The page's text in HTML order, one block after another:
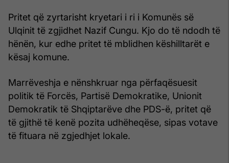
Pritet që zyrtarisht kryetari i ri i Komunës së
Ulqinit të zgjidhet Nazif Cungu. Kjo do të ndodh të
hënën, kur edhe pritet të mblidhen këshilltarët e
kësaj komune.
Marrëveshja e nënshkruar nga përfaqësuesit
politik të Forcës, Partisë Demokratike, Unionit
Demokratik të Shqiptarëve dhe PDS-ë, pritet që
të gjithë të kenë pozita udhëheqëse, sipas votave
të fituara në zgjedhjet lokale.